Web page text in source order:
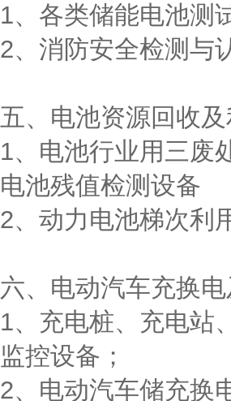
1、各类储能电池测
2、消防安全检测与
五、电池资源回收及
1、电池行业用三废
电池残值检测设备
2、动力电池梯次利
六、电动汽车充换
1、充电桩、充电站
监控设备；
2、电动汽车储充换